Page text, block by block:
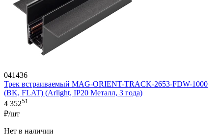
041436
Трек встраиваемый MAG-ORIENT-TRACK-2653-FDW-1000
(BK, FLAT) (Arlight, IP20 Металл, 3 года)
4 35251
₽/шт
Нет в наличии